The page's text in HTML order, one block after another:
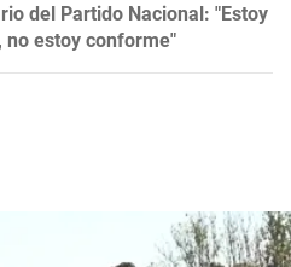
del Partido Nacional: "Estoy
estoy conforme"